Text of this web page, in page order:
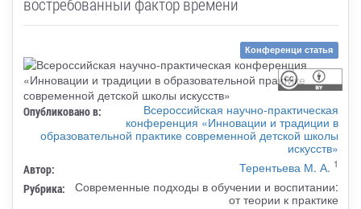
Конференци статья
Опубликовано в:
Всероссийская научно-практическая
конференция «Инновации и традиции в
образовательной практике современной детской школы
искусств»
Автор: Терентьева М. А. 1
Рубрика:
Современные подходы в обучении и воспитании:
от теории к практике